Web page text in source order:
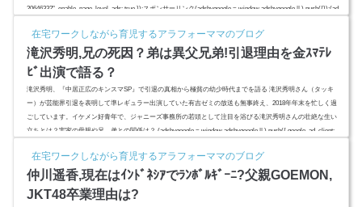
20646332", enable_page_level_ads: true });スポンサーリンク(adsbygoogle = window.adsbygoogle || ).push({});(ad
在宅ワークしながら育児するアラフォーママのブログ
滝沢秀明,兄の死因？弟は異父兄弟!引退理由を金ｽﾏﾃﾚ
ﾋﾞ出演で語る？
滝沢秀明、『中居正広のキンスマSP』で引退の真相から極貧の幼少時代までを語る 滝沢秀明さん（タッキ
ー）が芸能界引退を表明して準レギュラー出演していた有吉ゼミの放送も無事終え、2018年年末を忙しく過
ごしています。イケメン好青年で、ジャニーズ事務所の若頭として注目を浴びる滝沢秀明さんの壮絶な生い
立ちとは？実家の母親や兄、弟との関係は？ (adsbygoogle = window.adsbygoogle || ).push({ google_ad_client:
在宅ワークしながら育児するアラフォーママのブログ
仲川遥香,現在はｲﾝﾄﾞﾈｼｱでﾗﾝﾎﾞﾙｷﾞｰﾆ?父親GOEMON,
JKT48卒業理由は?